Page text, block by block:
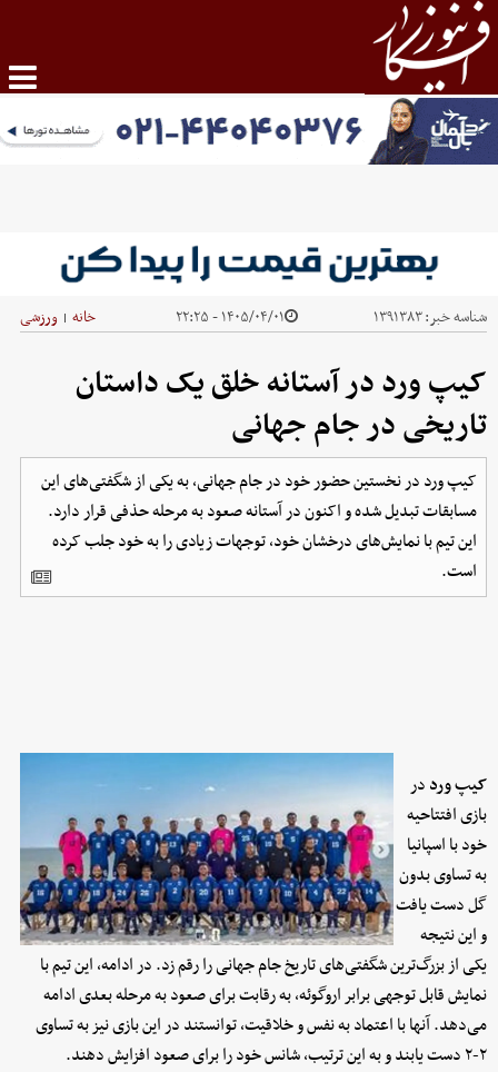
شناسه خبر:۱۳۹۱۳۸۳ ۱۴۰۵/۰۴/۰۱ - ۲۲:۲۵ خانه | ورزشی
کیپ ورد در آستانه خلق یک داستان
تاریخی در جام جهانی
کیپ ورد در نخستین حضور خود در جام جهانی، به یکی از شگفتی‌های این
مسابقات تبدیل شده و اکنون در آستانه صعود به مرحله حذفی قرار دارد.
این تیم با نمایش‌های درخشان خود، توجهات زیادی را به خود جلب کرده
است.
کیپ ورددر
بازی افتتاحیه
خود با اسپانیا
به تساوی بدون
گل دست یافت
و این نتیجه
یکی از بزرگ‌ترین شگفتی‌های تاریخ جام جهانی را رقم زد. در ادامه، این تیم با
نمایش قابل توجهی برابر اروگوئه، به رقابت برای صعود به مرحله بعدی ادامه
می‌دهد. آنها با اعتماد به نفس و خلاقیت، توانستند در این بازی نیز به تساوی
۲-۲ دست یابند و به این ترتیب، شانس خود را برای صعود افزایش دهند.